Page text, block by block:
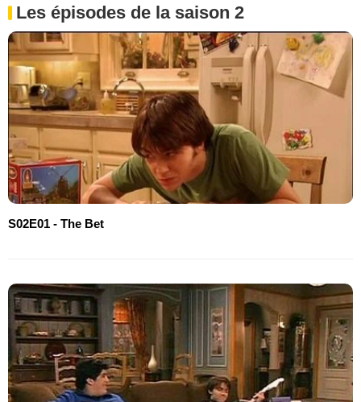
Les épisodes de la saison 2
S02E01 - The Bet